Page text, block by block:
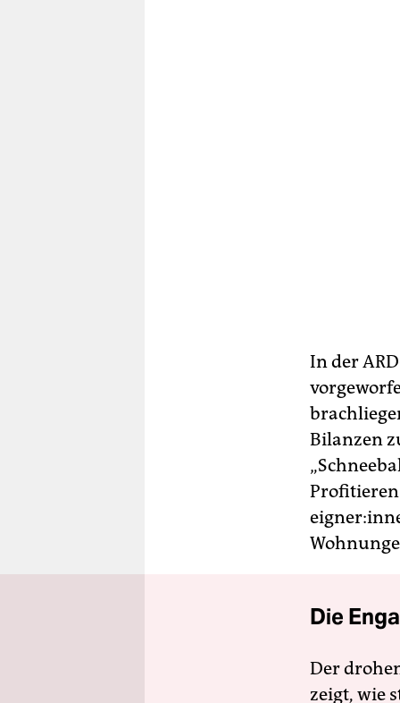
In der
Bilanzen
Die
Der
zeigt, wie